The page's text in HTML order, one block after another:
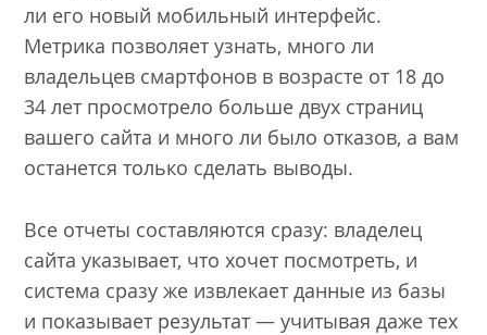
ли его новый мобильный интерфейс.
Метрика позволяет узнать, много ли
владельцев смартфонов в возрасте от 18 до
34 лет просмотрело больше двух страниц
вашего сайта и много ли было отказов, а вам
останется только сделать выводы.
Все отчеты составляются сразу: владелец
сайта указывает, что хочет посмотреть, и
система сразу же извлекает данные из базы
и показывает результат — учитывая даже тех